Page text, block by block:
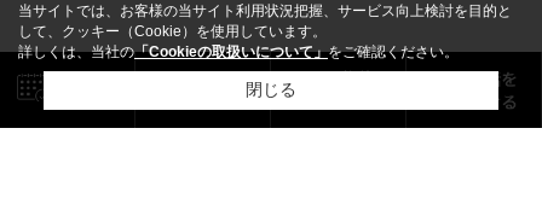
当サイトでは、お客様の当サイト利用状況把握、サービス向上検討を目的と
して、クッキー（Cookie）を使用しています。
詳しくは、当社の「Cookieの取扱いについて」をご確認ください。
閉じる